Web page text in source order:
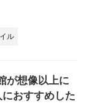
ル
が想像以上に
おすすめした